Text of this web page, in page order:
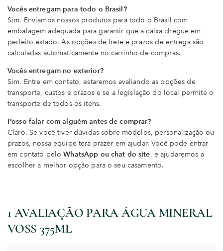
Vocês entregam para todo o Brasil?
Sim. Enviamos nossos produtos para todo o Brasil com
embalagem adequada para garantir que a caixa chegue em
perfeito estado. As opções de frete e prazos de entrega são
calculadas automaticamente no carrinho de compras.
Vocês entregam no exterior?
Sim. Entre em contato, estaremos avaliando as opções de
transporte, custos e prazos e se a legislação do local permite o
transporte de todos os itens.
Posso falar com alguém antes de comprar?
Claro. Se você tiver dúvidas sobre modelos, personalização ou
prazos, nossa equipe terá prazer em ajudar. Você pode entrar
em contato peloWhatsApp ou chat do site, e ajudaremos a
escolher a melhor opção para o seu casamento.
1 AVALIAÇÃO PARA ÁGUA MINERAL
VOSS 375ML